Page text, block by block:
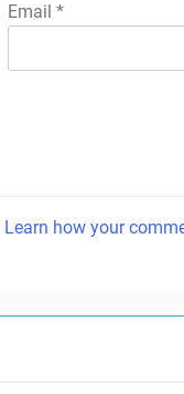
Email *
Learn how your